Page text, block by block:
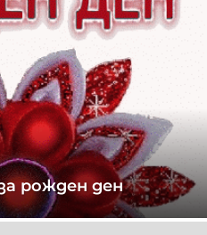
рожден ден